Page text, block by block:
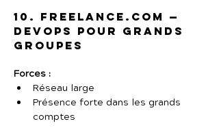
10. Freelance.com —
DevOps pour grands
groupes
Forces :
Réseau large
Présence forte dans les grands
comptes